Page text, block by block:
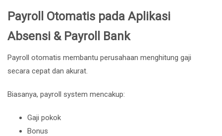
Payroll Otomatis pada Aplikasi
Absensi & Payroll Bank
Payroll otomatis membantu perusahaan menghitung gaji
secara cepat dan akurat.
Biasanya, payroll system mencakup:
Gaji pokok
Bonus